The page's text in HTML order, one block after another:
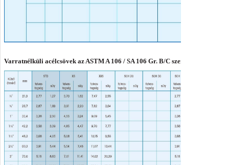
Varratnélküli acélcsövek az ASTM A 106 / SA 106 Gr. B/C szerint